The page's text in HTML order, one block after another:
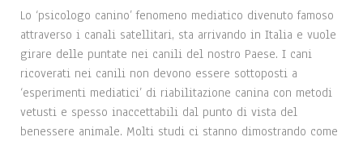
Lo ‘psicologo canino’ fenomeno mediatico divenuto famoso
attraverso i canali satellitari, sta arrivando in Italia e vuole
girare delle puntate nei canili del nostro Paese. I cani
ricoverati nei canili non devono essere sottoposti a
‘esperimenti mediatici’ di riabilitazione canina con metodi
vetusti e spesso inaccettabili dal punto di vista del
benessere animale. Molti studi ci stanno dimostrando come